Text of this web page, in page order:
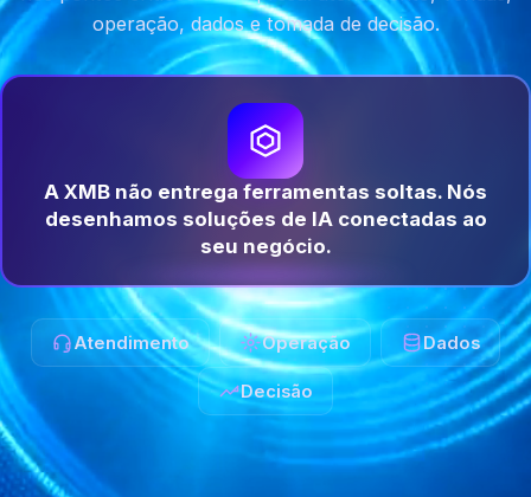
operação, dados e tomada de decisão.
A XMB não entrega ferramentas soltas. Nós
desenhamos soluções de IA conectadas ao
seu negócio.
Atendimento Operação Dados
Decisão